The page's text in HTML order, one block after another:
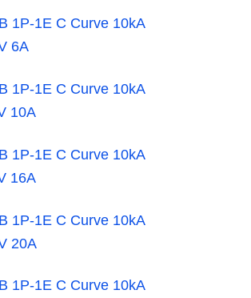
1P-1E C Curve 10kA
6A
1P-1E C Curve 10kA
10A
1P-1E C Curve 10kA
16A
1P-1E C Curve 10kA
20A
1P-1E C Curve 10kA